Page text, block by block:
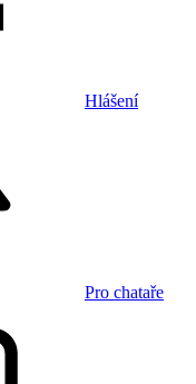
Hlášení
Pro chataře